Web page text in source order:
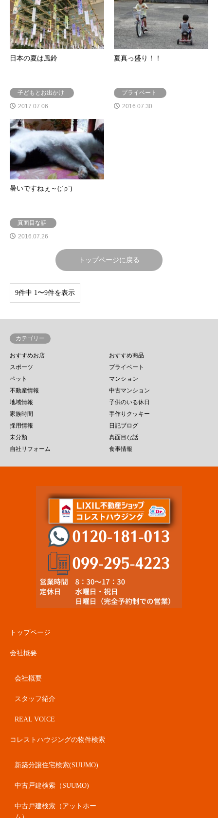
日本の夏は風鈴
子どもとお出かけ
2017.07.06
夏真っ盛り！！
プライベート
2016.07.30
暑いですねぇ～(;´ρ`)
真面目な話
2016.07.26
トップページに戻る
9件中 1〜9件を表示
カテゴリー
おすすめお店
おすすめ商品
スポーツ
プライベート
ペット
マンション
不動産情報
中古マンション
地域情報
子供のいる休日
家族時間
手作りクッキー
採用情報
日記ブログ
未分類
真面目な話
自社リフォーム
食事情報
トップページ
会社概要
会社概要
スタッフ紹介
REAL VOICE
コレストハウジングの物件検索
新築分譲住宅検索(SUUMO)
中古戸建検索（SUUMO)
中古戸建検索（アットホー